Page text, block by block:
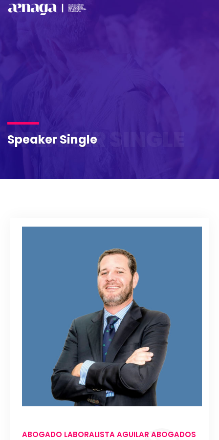
Speaker Single
SPEAKER SINGLE
ABOGADO LABORALISTA AGUILAR ABOGADOS